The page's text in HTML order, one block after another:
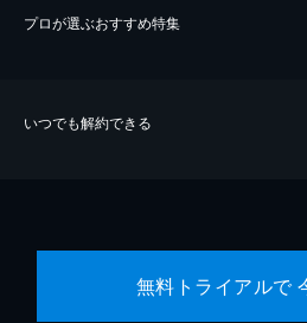
プロが選ぶおすすめ特集
いつでも解約できる
無料トライアルで